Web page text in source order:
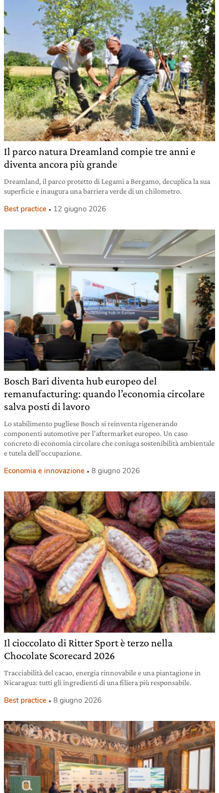
Il parco natura Dreamland compie tre anni e
diventa ancora più grande
Dreamland, il parco protetto di Legami a Bergamo, decuplica la sua
superficie e inaugura una barriera verde di un chilometro.
Best practice 12 giugno 2026
Bosch Bari diventa hub europeo del
remanufacturing: quando l’economia circolare
salva posti di lavoro
Lo stabilimento pugliese Bosch si reinventa rigenerando
componenti automotive per l’aftermarket europeo. Un caso
concreto di economia circolare che coniuga sostenibilità ambientale
e tutela dell’occupazione.
Economia e innovazione 8 giugno 2026
Il cioccolato di Ritter Sport è terzo nella
Chocolate Scorecard 2026
Tracciabilità del cacao, energia rinnovabile e una piantagione in
Nicaragua: tutti gli ingredienti di una filiera più responsabile.
Best practice 8 giugno 2026